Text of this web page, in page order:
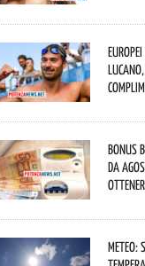
Bonus
da
Meteo: